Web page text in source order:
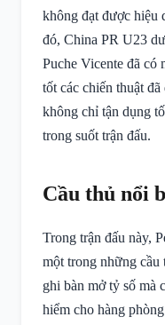
không đạt được hiệu
đó, China PR U23
Puche Vicente đã có
tốt các chiến thuật
không chỉ tận dụng
trong suốt trận đấu.
Cầu thủ nổi
Trong trận đấu này,
một trong những
ghi bàn mở tỷ số mà
hiểm cho hàng